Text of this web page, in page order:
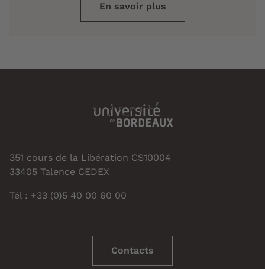
En savoir plus
351 cours de la Libération CS10004
33405 Talence CEDEX
Tél : +33 (0)5 40 00 60 00
Contacts